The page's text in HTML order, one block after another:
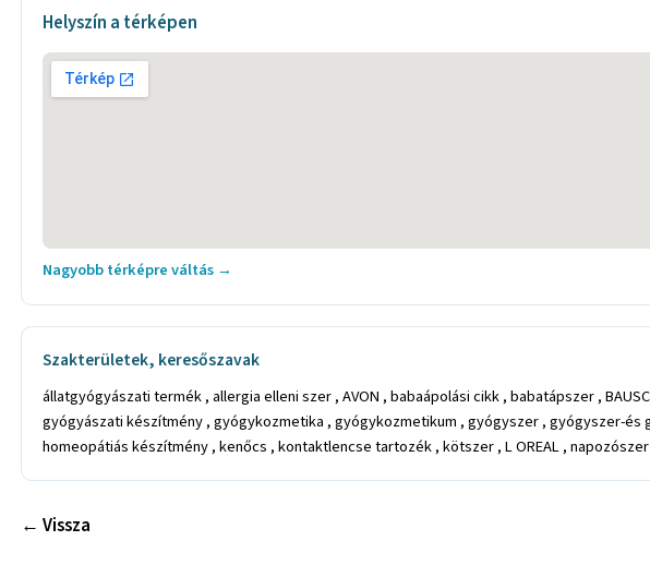
Helyszín a térképen
Nagyobb térképre váltás →
Szakterületek, keresőszavak
állatgyógyászati termék , allergia elleni szer , AVON , babaápolási cikk , babatápszer ,
gyógyászati készítmény , gyógykozmetika , gyógykozmetikum , gyógyszer , gyógyszer-és
homeopátiás készítmény , kenőcs , kontaktlencse tartozék , kötszer , L OREAL ,
← Vissza